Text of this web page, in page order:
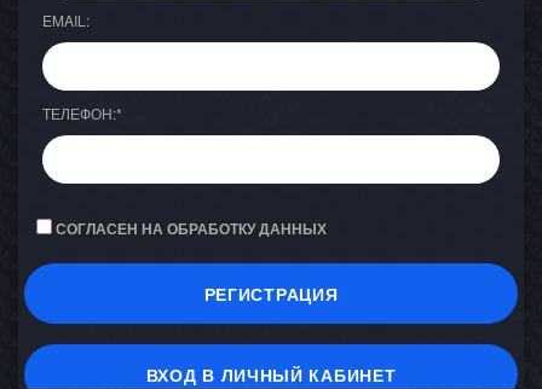
EMAIL:
ТЕЛЕФОН:*
СОГЛАСЕН НА ОБРАБОТКУ ДАННЫХ
ВХОД В ЛИЧНЫЙ КАБИНЕТ